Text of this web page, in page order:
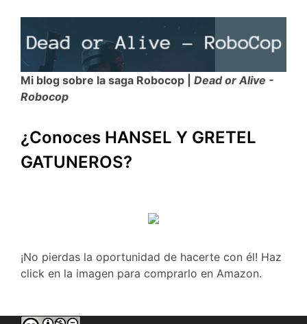
Mi blog sobre la saga Robocop | Dead or Alive -
Robocop
¿Conoces HANSEL Y GRETEL
GATUNEROS?
¡No pierdas la oportunidad de hacerte con él! Haz
click en la imagen para comprarlo en Amazon.